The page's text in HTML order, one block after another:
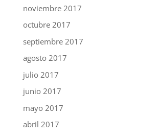
noviembre 2017
octubre 2017
septiembre 2017
agosto 2017
julio 2017
junio 2017
mayo 2017
abril 2017